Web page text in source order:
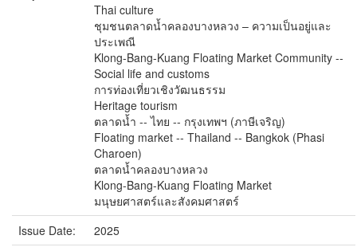
Thai culture
ชุมชนตลาดน้ำคลองบางหลวง – ความเป็นอยู่และ
ประเพณี
Klong-Bang-Kuang Floating Market Community --
Social life and customs
การท่องเที่ยวเชิงวัฒนธรรม
Heritage tourism
ตลาดน้ำ -- ไทย -- กรุงเทพฯ (ภาษีเจริญ)
Floating market -- Thailand -- Bangkok (Phasi
Charoen)
ตลาดน้ำคลองบางหลวง
Klong-Bang-Kuang Floating Market
มนุษยศาสตร์และสังคมศาสตร์
Issue Date:
2025